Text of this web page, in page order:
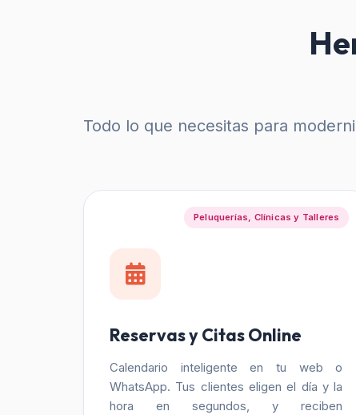
Todo lo que necesitas para
Peluquerías, Clínicas y Talleres
Reservas y Citas Online
Calendario inteligente en tu web o
WhatsApp. Tus clientes eligen el día y la
hora en segundos, y reciben